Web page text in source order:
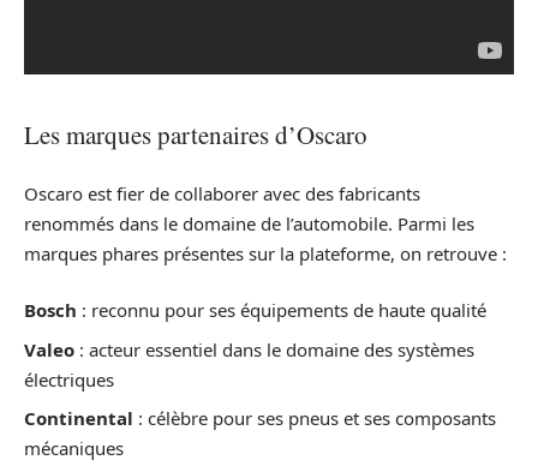
Les marques partenaires d’Oscaro
Oscaro est fier de collaborer avec des fabricants
renommés dans le domaine de l’automobile. Parmi les
marques phares présentes sur la plateforme, on retrouve :
Bosch : reconnu pour ses équipements de haute qualité
Valeo : acteur essentiel dans le domaine des systèmes
électriques
Continental : célèbre pour ses pneus et ses composants
mécaniques